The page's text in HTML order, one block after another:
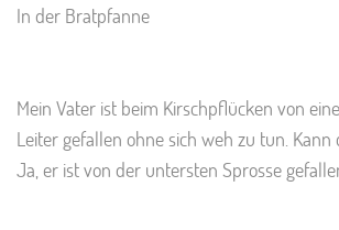
In der Bratpfanne
Mein Vater ist beim Kirschpflücken von
Leiter gefallen ohne sich weh zu tun. Kann
Ja, er ist von der untersten Sprosse